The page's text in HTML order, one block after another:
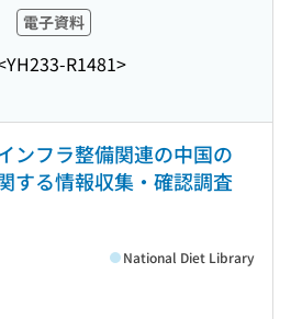
電子資料
R1481>
ンフラ整備関連の中国の
する情報収集・確認調査
National Diet Library